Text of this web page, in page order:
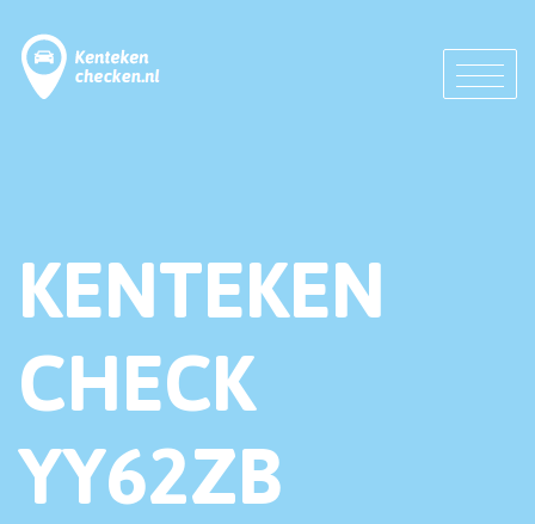
KENTEKEN
CHECK
YY62ZB